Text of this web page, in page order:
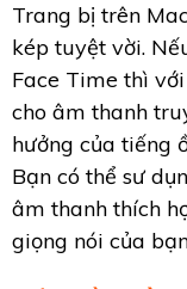
Trang bị trên
kép tuyệt vời.
Face Time thì
cho âm thanh
hưởng của tiếng
Bạn có thể sư
âm thanh thích
giọng nói của